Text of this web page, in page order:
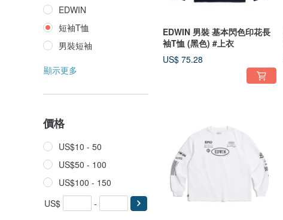
EDWIN
短袖T恤
男裝短袖
顯示更多
價格
US$10 - 50
US$50 - 100
US$100 - 150
US$
-
EDWIN 男裝 基本閃色印花長
袖T恤 (黑色) #上衣
US$ 75.28